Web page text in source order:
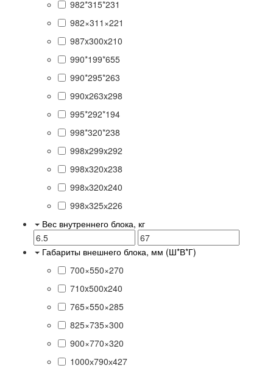
982*315*231
982×311×221
987x300x210
990*199*655
990*295*263
990x263x298
995*292*194
998*320*238
998x299x292
998x320x238
998х320x240
998х325х226
Вес внутреннего блока, кг
Габариты внешнего блока, мм (Ш*В*Г)
700×550×270
710x500x240
765×550×285
825×735×300
900×770×320
1000х790х427